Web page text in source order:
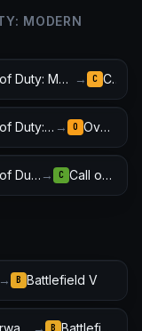
MODERN
Call of Duty: Modern Warfare III → C CS2
Call of Duty: Modern Warfare III → O Overwatch 2
Call of Duty: Modern Warfare III → C Call of Duty: Warzone
→ B Battlefield V
Overwatch 2 → B Battlefield V